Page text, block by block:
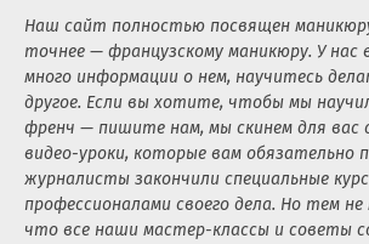
Наш сайт полностью посвящен
точнее — французскому маникюру. У нас
много информации о нем, научитесь
другое. Если вы хотите, чтобы мы
френч — пишите нам, мы скинем для вас
видео-уроки, которые вам обязательно
журналисты закончили специальные
профессионалами своего дела. Но тем
что все наши мастер-классы и советы